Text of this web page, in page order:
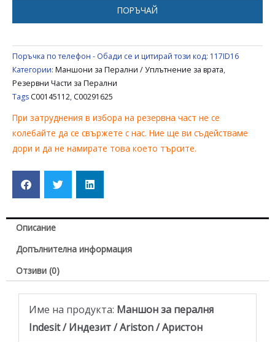
C00291625
ПОРЪЧАЙ
Поръчка по телефон - Обади се и цитирай този код: 117ID16
Категории: Маншони за Перални / Уплътнение за врата,
Резервни Части за Перални
Tags C00145112, C00291625
При затруднения в избора на резервна част не се
колебайте да се свържете с нас. Ние ще ви съдействаме
дори и да не намирате това което търсите.
Описание
Допълнителна информация
Отзиви (0)
Име на продукта: Mаншон за пералня
Indesit / Индезит / Ariston / Аристон